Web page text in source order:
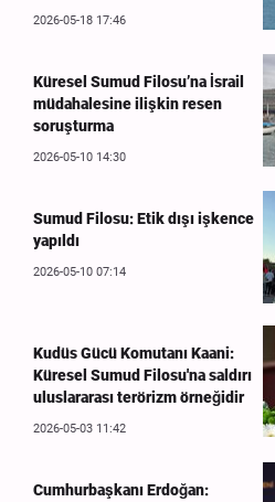
2026-05-18 17:46
Küresel Sumud Filosu’na İsrail
müdahalesine ilişkin resen
soruşturma
2026-05-10 14:30
Sumud Filosu: Etik dışı işkence
yapıldı
2026-05-10 07:14
Kudüs Gücü Komutanı Kaani:
Küresel Sumud Filosu'na saldırı
uluslararası terörizm örneğidir
2026-05-03 11:42
Cumhurbaşkanı Erdoğan: